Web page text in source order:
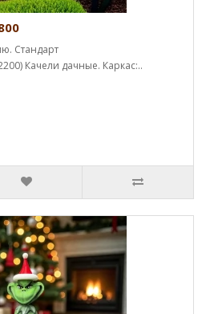
Стандарт
Качели дачные. Каркас:..